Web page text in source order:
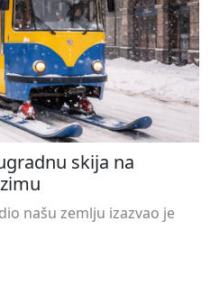
skija na
našu zemlju izazvao je